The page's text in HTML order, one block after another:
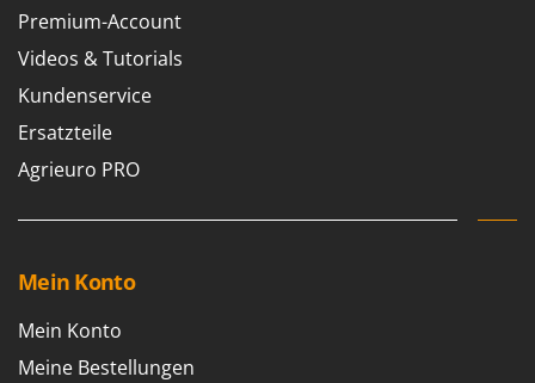
Z
Zomax
Premium-Account
Videos & Tutorials
Kundenservice
Ersatzteile
Agrieuro PRO
Mein Konto
Mein Konto
Meine Bestellungen